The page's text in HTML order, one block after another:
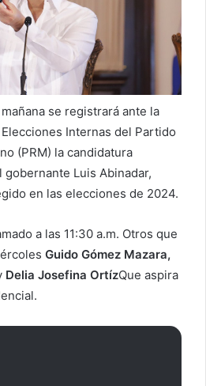
se registrará ante la
Internas del Partido
(PRM) la candidatura
Luis Abinadar,
en las elecciones de 2024.
a las 11:30 a.m. Otros que
Guido Gómez Mazara,
Delia Josefina OrtízQue aspira